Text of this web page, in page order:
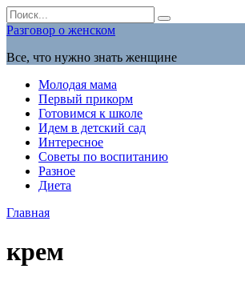
Перейти
к
содержанию
Search
for:
Разговор о женском
Все, что нужно знать женщине
Молодая мама
Первый прикорм
Готовимся к школе
Идем в детский сад
Интересное
Советы по воспитанию
Разное
Диета
Главная
крем